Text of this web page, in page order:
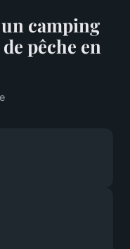
camping
pêche en